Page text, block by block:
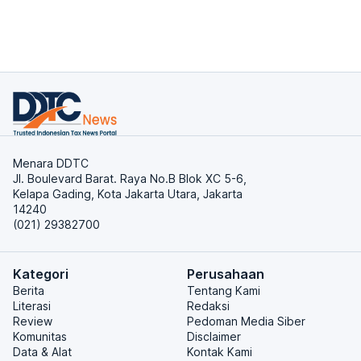
Menara DDTC
Jl. Boulevard Barat. Raya No.B Blok XC 5-6,
Kelapa Gading, Kota Jakarta Utara, Jakarta
14240
(021) 29382700
Kategori
Berita
Literasi
Review
Komunitas
Data & Alat
Perusahaan
Tentang Kami
Redaksi
Pedoman Media Siber
Disclaimer
Kontak Kami